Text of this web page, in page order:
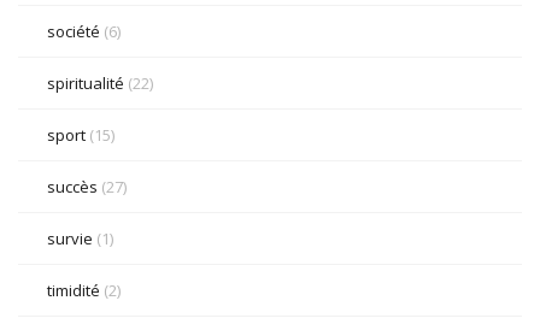
société (6)
spiritualité (22)
sport (15)
succès (27)
survie (1)
timidité (2)